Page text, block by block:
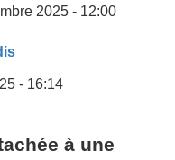
2025 - 12:00
- 16:14
à une